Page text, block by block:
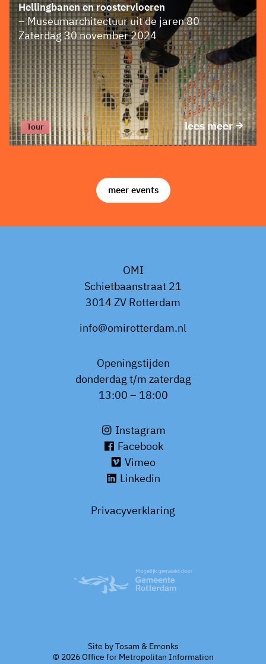
Hellingbanen en roostervloeren
– Museumarchitectuur uit de jaren 80
Zaterdag 30 november 2024
lees meer
Tour
meer events
OMI
Schietbaanstraat 21
3014 ZV Rotterdam
info@omirotterdam.nl
Openingstijden
donderdag t/m zaterdag
13:00 – 18:00
Instagram
Facebook
Vimeo
Linkedin
Privacyverklaring
© 2026 Office for Metropolitan Information
Site byTosam& Emonks